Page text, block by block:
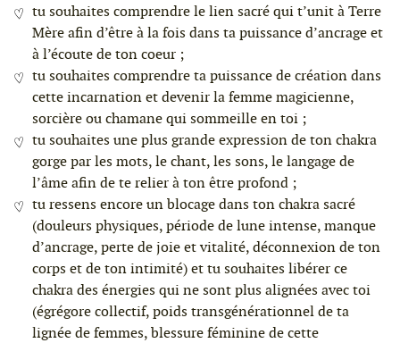
tu souhaites comprendre le lien sacré qui t’unit à Terre
Mère afin d’être à la fois dans ta puissance d’ancrage et
à l’écoute de ton coeur ;
tu souhaites comprendre ta puissance de création dans
cette incarnation et devenir la femme magicienne,
sorcière ou chamane qui sommeille en toi ;
tu souhaites une plus grande expression de ton chakra
gorge par les mots, le chant, les sons, le langage de
l’âme afin de te relier à ton être profond ;
tu ressens encore un blocage dans ton chakra sacré
(douleurs physiques, période de lune intense, manque
d’ancrage, perte de joie et vitalité, déconnexion de ton
corps et de ton intimité) et tu souhaites libérer ce
chakra des énergies qui ne sont plus alignées avec toi
(égrégore collectif, poids transgénérationnel de ta
lignée de femmes, blessure féminine de cette